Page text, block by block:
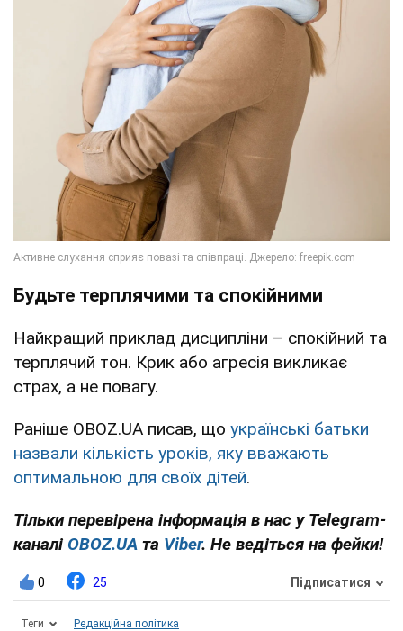
Будьте терплячими та спокійними
Найкращий приклад дисципліни – спокійний та
терплячий тон. Крик або агресія викликає
страх, а не повагу.
Раніше OBOZ.UA писав, що українські батьки
назвали кількість уроків, яку вважають
оптимальною для своїх дітей.
Тільки перевірена інформація в нас у Telegram-
каналі OBOZ.UA та Viber. Не ведіться на фейки!
0 25 Підписатися
Теги Редакційна політика